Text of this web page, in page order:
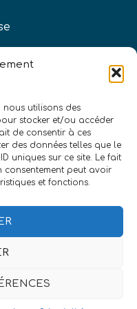
nous utilisons des
stocker et/ou accéder
de consentir à ces
des données telles que le
uniques sur ce site. Le fait
consentement peut avoir
et fonctions.
de vente
Touraine|eszett